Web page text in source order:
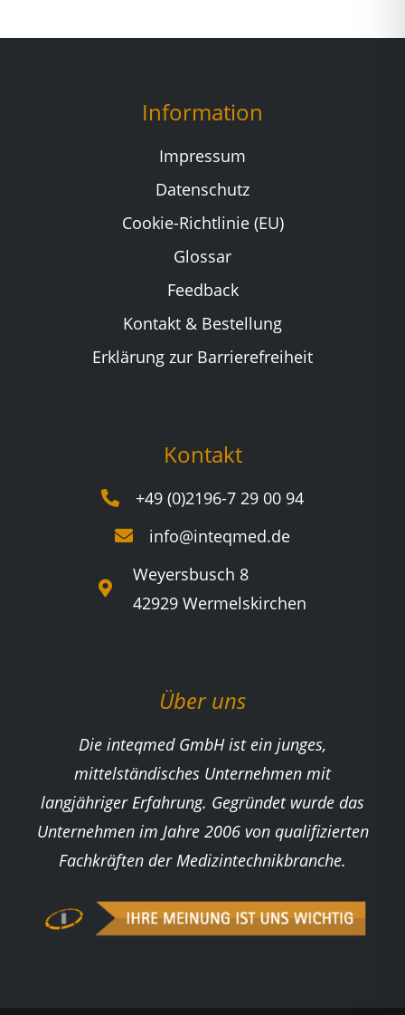
Information
Impressum
Datenschutz
Cookie-Richtlinie (EU)
Glossar
Feedback
Kontakt & Bestellung
Erklärung zur Barrierefreiheit
Kontakt
+49 (0)2196-7 29 00 94
info@inteqmed.de
Weyersbusch 8
42929 Wermelskirchen
Über uns
Die inteqmed GmbH ist ein junges,
mittelständisches Unternehmen mit
langjähriger Erfahrung. Gegründet wurde das
Unternehmen im Jahre 2006 von qualifizierten
Fachkräften der Medizintechnikbranche.